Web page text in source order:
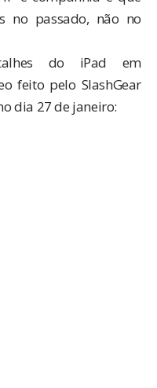
no passado, não no
do iPad em
feito pelo SlashGear
dia 27 de janeiro: